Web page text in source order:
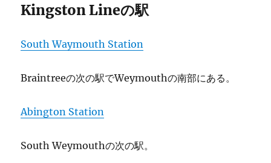
Kingston Lineの駅
South Waymouth Station
Braintreeの次の駅でWeymouthの南部にある。
Abington Station
South Weymouthの次の駅。